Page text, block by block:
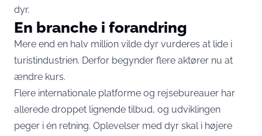
dyr.
En branche i forandring
Mere end en halv million vilde dyr vurderes at lide i
turistindustrien. Derfor begynder flere aktører nu at
ændre kurs.
Flere internationale platforme og rejsebureauer har
allerede droppet lignende tilbud, og udviklingen
peger i én retning. Oplevelser med dyr skal i højere